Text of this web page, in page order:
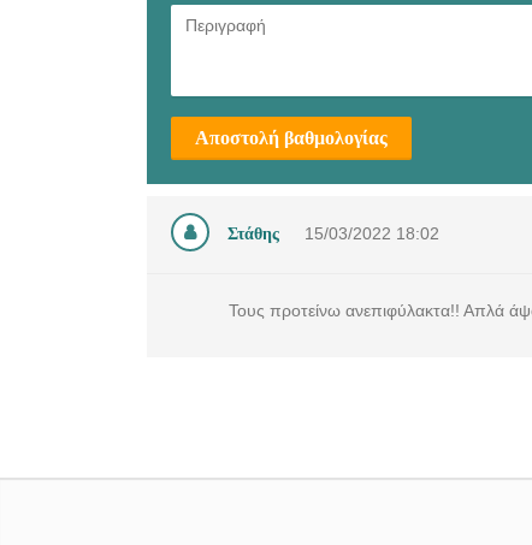
Αποστολή βαθμολογίας
Στάθης 15/03/2022 18:02
Τους προτείνω ανεπιφύλακτα!! Απλά